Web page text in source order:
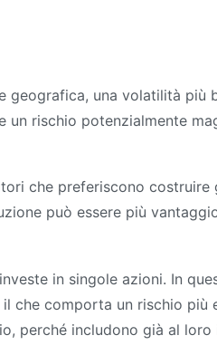
geografica, una volatilità
rischio potenzialmente
che preferiscono
può essere più
in singole azioni. In
che comporta un rischio
perché includono già al loro